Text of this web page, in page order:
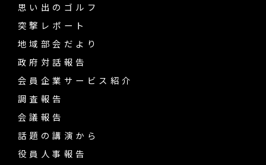
思い出のゴルフ
突撃レポート
地域部会だより
政府対話報告
会員企業サービス紹介
調査報告
会議報告
話題の講演から
役員人事報告